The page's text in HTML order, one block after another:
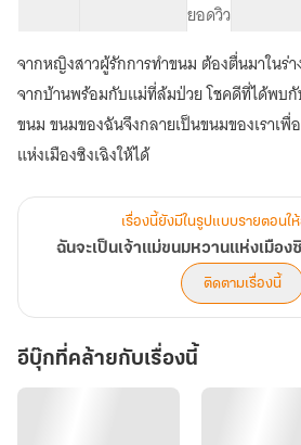
เฉิง
ขนม
หวาน
แห่ง
เมือง
(มีE-
Book)
ยอดวิว
จากหญิงสาวผู้รักการทำขนม ต้องตื่นมาใน
จากบ้านพร้อมกับแม่ที่ล้มป่วย โชคดีที่ได้พบ
ขนม ขนมของฉันจึงกลายเป็นขนมของเราเพื่
แห่งเมืองซิงเฉิงให้ได้
เรื่องนี้ยังมีในรูปแบบรายตอนใ
ฉันจะเป็นเจ้าแม่ขนมหวานแห่งเมือง
ติดตามเรื่องนี้
อีบุ๊กที่คล้ายกับเรื่องนี้